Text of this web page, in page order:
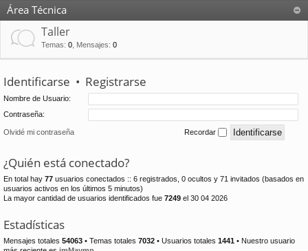
Área Técnica
Taller
Temas: 0 Mensajes: 0
Identificarse • Registrarse
Nombre de Usuario:
Contraseña:
Olvidé mi contraseña Recordar
¿Quién está conectado?
En total hay 77 usuarios conectados :: 6 registrados, 0 ocultos y 71 invitados (basados en
usuarios activos en los últimos 5 minutos)
La mayor cantidad de usuarios identificados fue 7249 el 30 04 2026
Estadísticas
Mensajes totales 54063 • Temas totales 7032 • Usuarios totales 1441 • Nuestro usuario